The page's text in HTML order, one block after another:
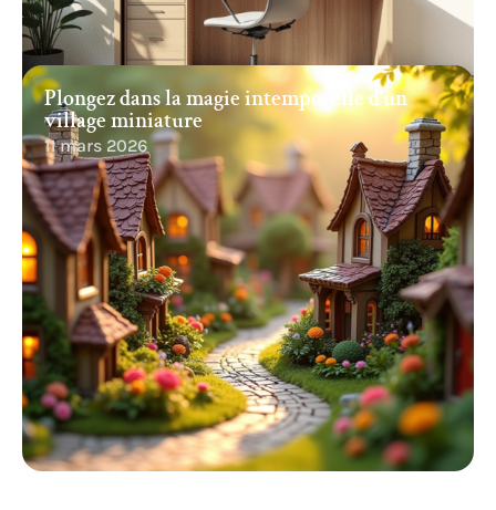
Plongez dans la magie intemporelle d’un
village miniature
11 mars 2026